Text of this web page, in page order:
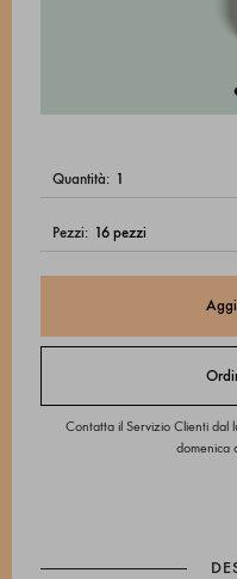
quantità:
pezzi:
Contatta il Servizio Clienti
domenica